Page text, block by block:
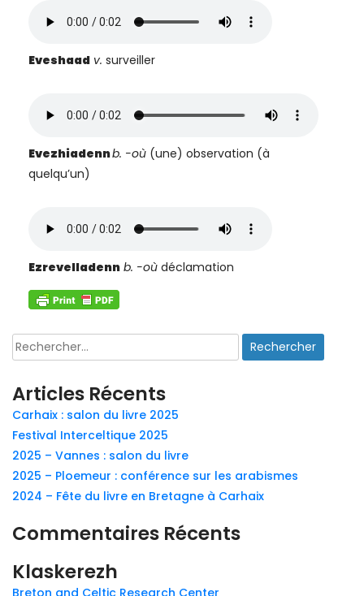
Eveshaad v. surveiller
Evezhiadennb. -où (une) observation (à
quelqu’un)
Ezrevelladenn b. -où déclamation
Rechercher :
Articles Récents
Carhaix : salon du livre 2025
Festival Interceltique 2025
2025 – Vannes : salon du livre
2025 – Ploemeur : conférence sur les arabismes
2024 – Fête du livre en Bretagne à Carhaix
Commentaires Récents
Klaskerezh